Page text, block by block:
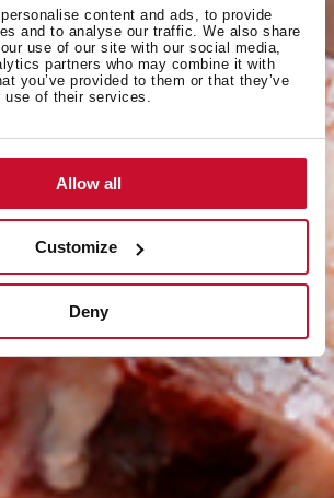
content and ads, to provide
and to analyse our traffic. We also share
use of our site with our social media,
partners who may combine it with
you’ve provided to them or that they’ve
of their services.
Allow all
Customize
Deny